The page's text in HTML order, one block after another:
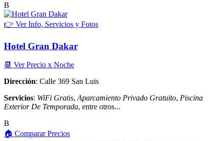
B
👉 Ver Info, Servicios y Fotos
Hotel Gran Dakar
📆 Ver Precio x Noche
Dirección: Calle 369 San Luis
Servicios: WiFi Gratis, Aparcamiento Privado Gratuito, Piscina
Exterior De Temporada, entre otros...
B
🏠 Comparar Precios